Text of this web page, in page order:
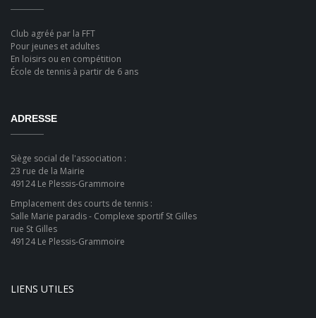
Club agréé par la FFT
Pour jeunes et adultes
En loisirs ou en compétition
École de tennis à partir de 6 ans
ADRESSE
Siège social de l'association :
23 rue de la Mairie
49124 Le Plessis-Grammoire
Emplacement des courts de tennis :
Salle Marie paradis - Complexe sportif St Gilles
rue St Gilles
49124 Le Plessis-Grammoire
LIENS UTILES